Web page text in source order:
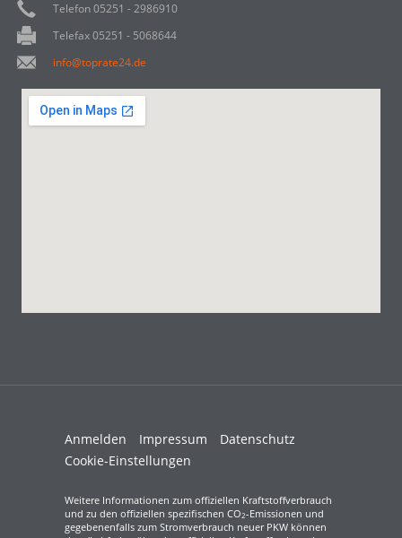
Telefon 05251 - 2986910
Telefax 05251 - 5068644
info@toprate24.de
Anmelden Impressum
Datenschutz
Cookie-Einstellungen
Weitere Informationen zum offiziellen Kraftstoffverbrauch
und zu den offiziellen spezifischen CO2-Emissionen und
gegebenenfalls zum Stromverbrauch neuer PKW können